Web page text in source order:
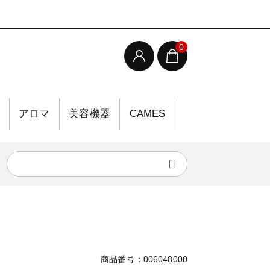
0
アロマ 美容機器 CAMES
商品番号：006048000